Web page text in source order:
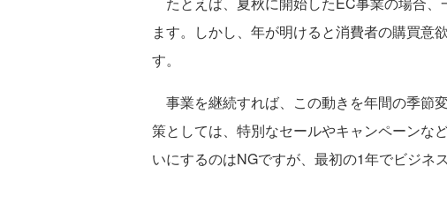
ます。しかし、年が明けると消費者の購買意
す。
事業を継続すれば、この動きを年間の季節
策としては、特別なセールやキャンペーンな
いにするのはNGですが、最初の1年でビジネ